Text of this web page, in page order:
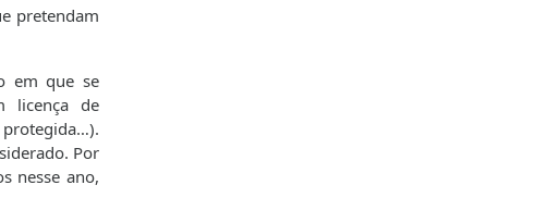
pretendam
em que se
licença de
protegida…).
Por
nesse ano,